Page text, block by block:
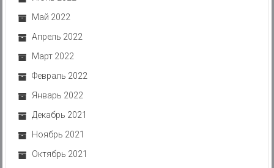
Май 2022
Апрель 2022
Март 2022
Февраль 2022
Январь 2022
Декабрь 2021
Ноябрь 2021
Октябрь 2021